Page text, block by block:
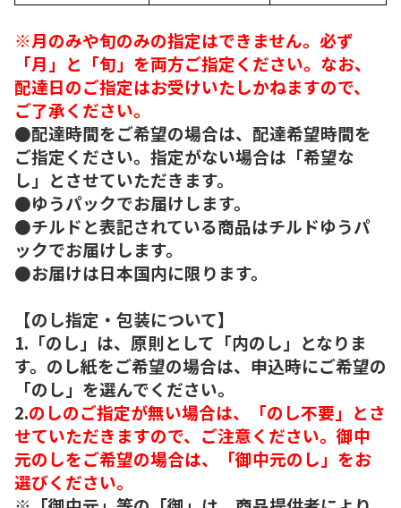
※月のみや旬のみの指定はできません。必ず
「月」と「旬」を両方ご指定ください。なお、
配達日のご指定はお受けいたしかねますので、
ご了承ください。
●配達時間をご希望の場合は、配達希望時間を
ご指定ください。指定がない場合は「希望な
し」とさせていただきます。
●ゆうパックでお届けします。
●チルドと表記されている商品はチルドゆうパ
ックでお届けします。
●お届けは日本国内に限ります。
【のし指定・包装について】
1.「のし」は、原則として「内のし」となりま
す。のし紙をご希望の場合は、申込時にご希望の
「のし」を選んでください。
2.のしのご指定が無い場合は、「のし不要」とさ
せていただきますので、ご注意ください。御中
元のしをご希望の場合は、「御中元のし」をお
選びください。